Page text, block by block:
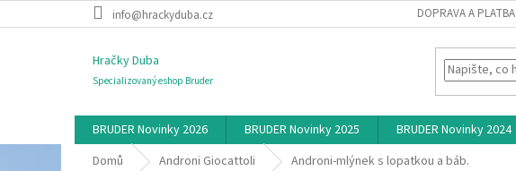
na
info@hrackyduba.cz DOPRAVA A PLATBA
Hračky Duba
Specializovaný eshop Bruder
BRUDER Novinky 2026 BRUDER Novinky 2025 BRUDER Novinky 2024
Domů
Androni Giocattoli Androni-mlýnek s lopatkou a báb.